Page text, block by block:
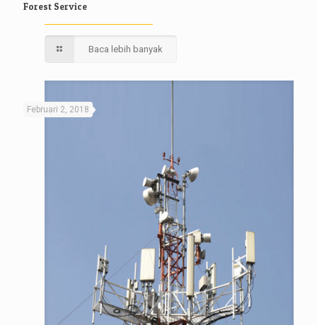
Forest Service
Baca lebih banyak
Februari 2, 2018